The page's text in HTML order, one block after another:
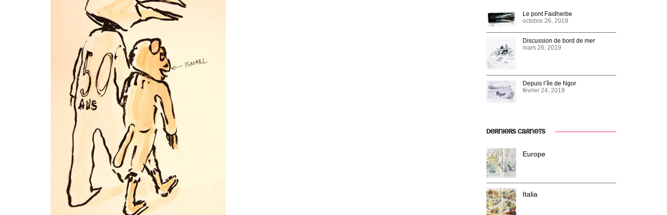
Le pont Faidherbe
octobre 26, 2019
Discussion de bord de mer
mars 26, 2019
Depuis l’île de Ngor
février 24, 2019
DERNIERS CARNETS
Europe
Italia